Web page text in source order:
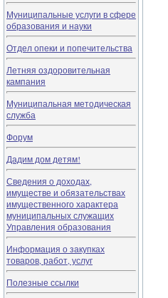
Муниципальные услуги в сфере
образования и науки
Отдел опеки и попечительства
Летняя оздоровительная
кампания
Муниципальная методическая
служба
Форум
Дадим дом детям!
Сведения о доходах,
имуществе и обязательствах
имущественного характера
муниципальных служащих
Управления образования
Информация о закупках
товаров, работ, услуг
Полезные ссылки